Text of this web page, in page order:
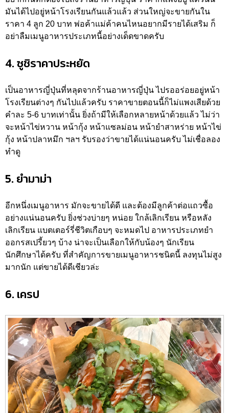
มันได้ไปอยู่หน้าโรงเรียนกันแล้วแล้ว ส่วนใหญ่จะขายกันใน
ราคา 4 ลูก 20 บาท พ่อค้าแม่ค้าคนไหนอยากมีรายได้เสริม ก็
อย่าลืมเมนูอาหารประเภทนี้อย่างเด็ดขาดครับ
4. ซูชิราคาประหยัด
เป็นอาหารญี่ปุ่นที่หลุดจากร้านอาหารญี่ปุ่น ไปรออร่อยอยู่หน้า
โรงเรียนต่างๆ กันไปแล้วครับ ราคาขายตอนนี้ก็ไม่แพงเสียด้วย
คำละ 5-6 บาทเท่านั้น ยิ่งถ้ามีให้เลือกหลายหน้าด้วยแล้ว ไม่ว่า
จะหน้าไข่หวาน หน้ากุ้ง หน้าแซลม่อน หน้ายำสาหร่าย หน้าไข่
กุ้ง หน้าปลาหมึก ฯลฯ รับรองว่าขายได้แน่นอนครับ ไม่เชื่อลอง
ทำดู
5. ยำมาม่า
อีกหนึ่งเมนูอาหาร มักจะขายได้ดี และต้องมีลูกค้าต่อแถวซื้อ
อย่างแน่นอนครับ ยิ่งช่วงบ่ายๆ หน่อย ใกล้เลิกเรียน หรือหลัง
เลิกเรียน แบตเตอร์รี่ชีวิตเกือบๆ จะหมดไป อาหารประเภทยำ
ออกรสเปรี้ยวๆ บ้าง น่าจะเป็นเลือกให้กับน้องๆ นักเรียน
นักศึกษาได้ครับ ที่สำคัญการขายเมนูอาหารชนิดนี้ ลงทุนไม่สูง
มากนัก แต่ขายได้ดีเชียวล่ะ
6. เครป